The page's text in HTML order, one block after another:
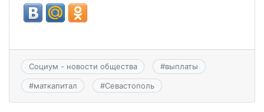
Социум - новости общества #выплаты
#маткапитал #Севастополь